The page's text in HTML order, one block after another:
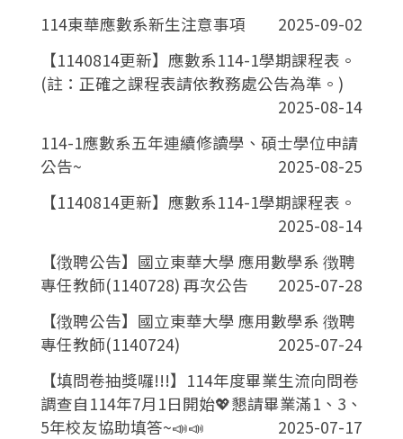
114東華應數系新生注意事項
2025-09-02
【1140814更新】應數系114-1學期課程表。
(註：正確之課程表請依教務處公告為準。)
2025-08-14
114-1應數系五年連續修讀學、碩士學位申請
公告~
2025-08-25
【1140814更新】應數系114-1學期課程表。
2025-08-14
【徴聘公告】國立東華大學 應用數學系 徴聘
專任教師(1140728) 再次公告
2025-07-28
【徴聘公告】國立東華大學 應用數學系 徴聘
專任教師(1140724)
2025-07-24
【填問卷抽獎囉!!!】114年度畢業生流向問卷
調查自114年7月1日開始💖懇請畢業滿1、3、
5年校友協助填答~📣📣
2025-07-17